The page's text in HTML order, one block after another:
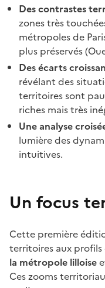
Des contrastes
zones très
métropoles de
plus préservés
Des écarts
révélant des
territoires sont
riches mais très
Une analyse
lumière des
intuitives.
Un focus
Cette première
territoires aux profils
la métropole lilloise
Ces zooms